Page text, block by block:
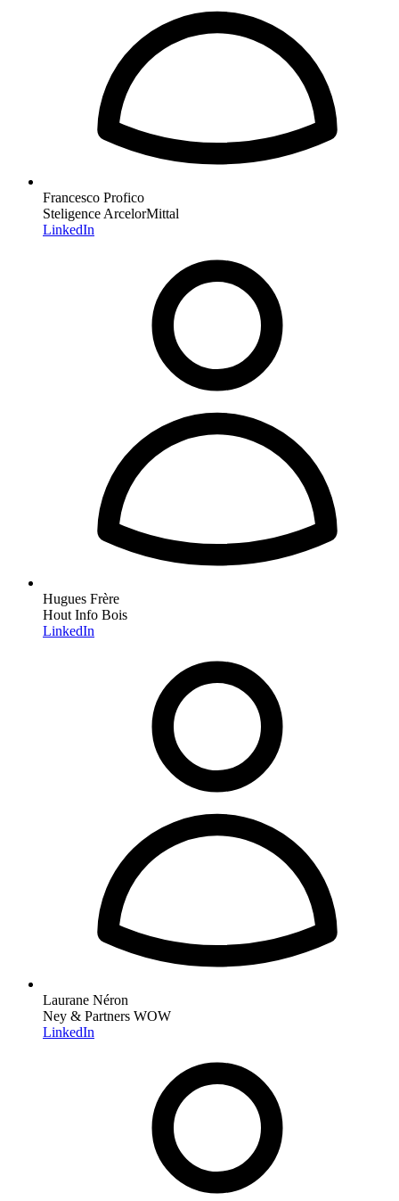
Francesco Profico
Steligence ArcelorMittal
LinkedIn
Hugues Frère
Hout Info Bois
LinkedIn
Laurane Néron
Ney & Partners WOW
LinkedIn